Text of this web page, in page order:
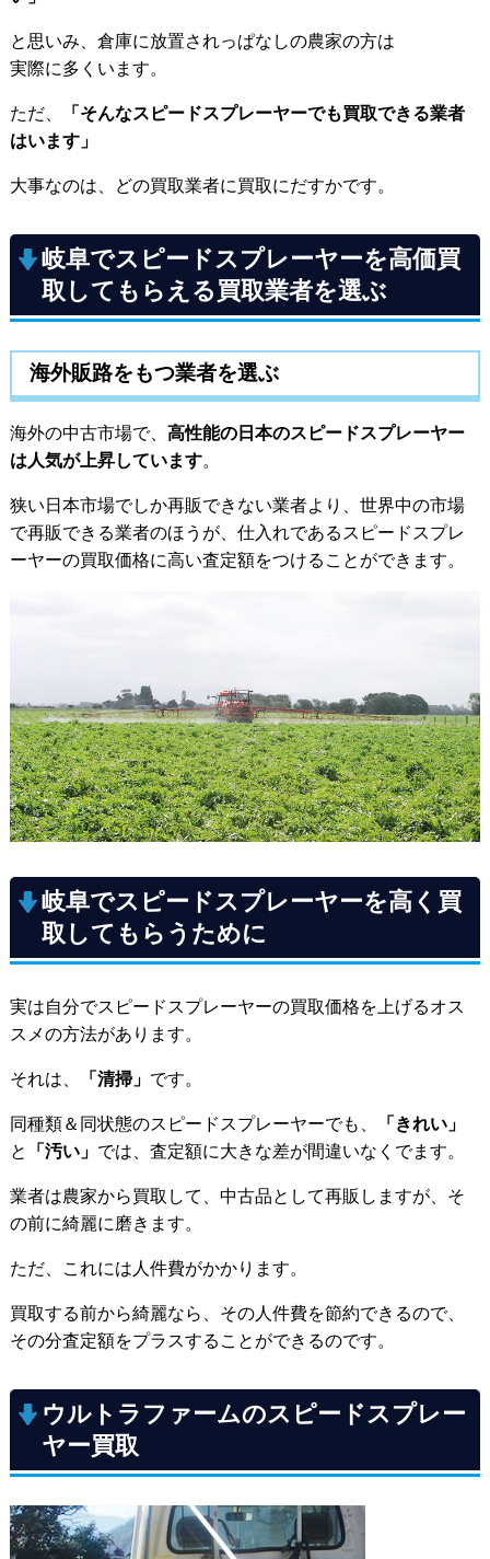
と思いみ、倉庫に放置されっぱなしの農家の方は
実際に多くいます。
ただ、
「そんなスピードスプレーヤーでも買取できる業者
はいます」
大事なのは、どの買取業者に買取にだすかです。
岐阜でスピードスプレーヤーを高価買
取してもらえる買取業者を選ぶ
海外販路をもつ業者を選ぶ
海外の中古市場で、 高性能の日本のスピードスプレーヤー
は人気が上昇しています。
狭い日本市場でしか再販できない業者より、世界中の市場
で再販できる業者のほうが、仕入れであるスピードスプレ
ーヤーの買取価格に高い査定額をつけることができます。
岐阜でスピードスプレーヤーを高く買
取してもらうために
実は自分でスピードスプレーヤーの買取価格を上げるオス
スメの方法があります。
それは、 「清掃」 です。
同種類＆同状態のスピードスプレーヤーでも、
「きれい」
と
「汚い」 では、査定額に大きな差が間違いなくでます。
業者は農家から買取して、中古品として再販しますが、そ
の前に綺麗に磨きます。
ただ、これには人件費がかかります。
買取する前から綺麗なら、その人件費を節約できるので、
その分査定額をプラスすることができるのです。
ウルトラファームのスピードスプレー
ヤー買取